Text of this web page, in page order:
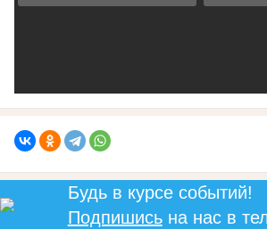
Будь в курсе событий!
Подпишисьна нас в